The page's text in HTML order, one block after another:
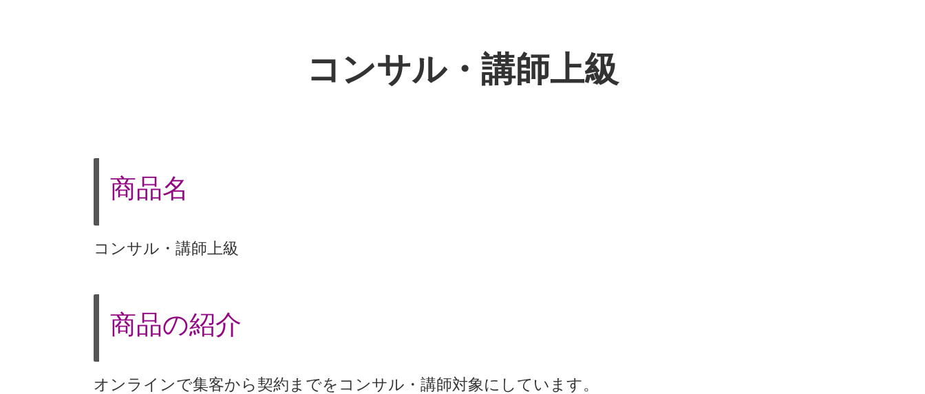
コンサル・講師上級
商品名
コンサル・講師上級
商品の紹介
オンラインで集客から契約までをコンサル・講師対象にしています。